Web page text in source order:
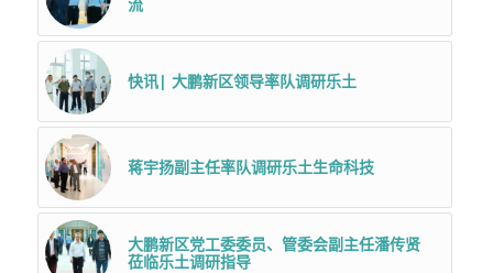
快讯| 大鹏新区领导率队调研乐土
蒋宇扬副主任率队调研乐土生命科技
大鹏新区党工委委员、管委会副主任潘传贤
莅临乐土调研指导